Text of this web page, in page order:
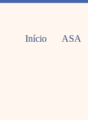
Início ASA